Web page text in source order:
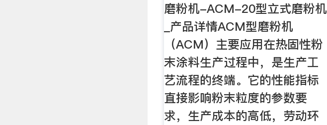
磨粉机-ACM-20型立式磨粉机
_产品详情ACM型磨粉机
（ACM）主要应用在热固性粉
末涂料生产过程中，是生产工
艺流程的终端。它的性能指标
直接影响粉末粒度的参数要
求，生产成本的高低，劳动环